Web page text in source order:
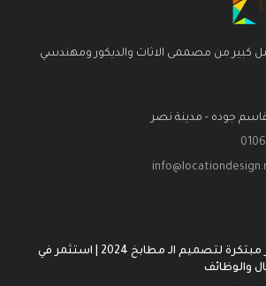
كبير من مصممى الاثاث والديكور ومهندسي
أفكار مبتكرة لتصميم الـ مطابخ 2024 | استثمر في
والوظائف